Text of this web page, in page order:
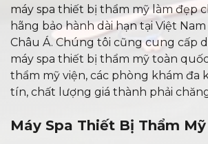
máy spa thiết bị thẩm mỹ làm đẹp
hãng bảo hành dài hạn tại Việt
Châu Á. Chúng tôi cũng cung cấp
máy spa thiết bị thẩm mỹ toàn
thẩm mỹ viện, các phòng khám đa
tín, chất lượng giá thành phải
Máy Spa Thiết Bị Thẩm Mỹ